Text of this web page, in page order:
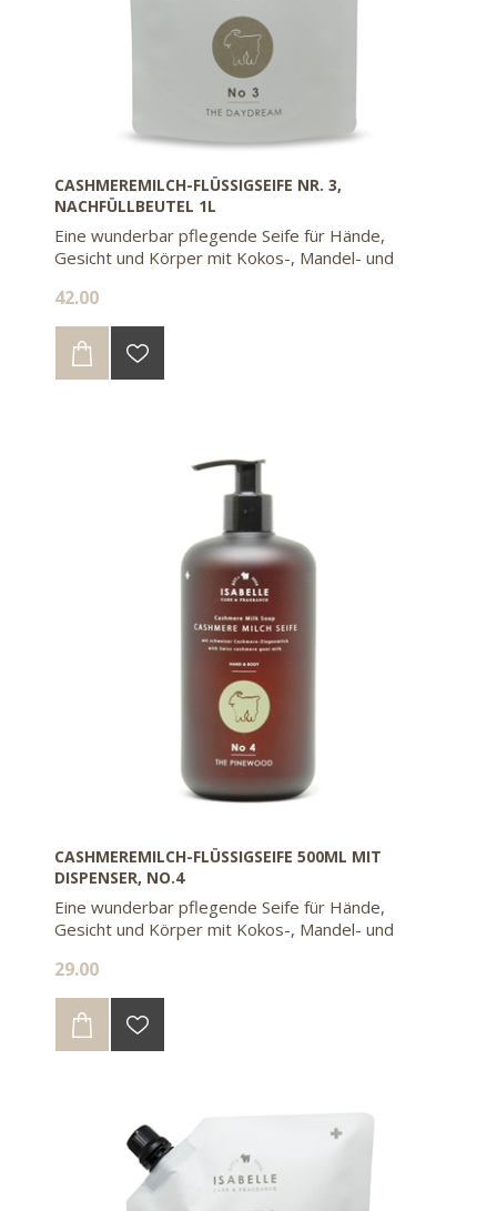
CASHMEREMILCH-FLÜSSIGSEIFE NR. 3,
NACHFÜLLBEUTEL 1L
Eine wunderbar pflegende Seife für Hände,
Gesicht und Körper mit Kokos-, Mandel- und
Kunststoff gegenüber 2 Flaschen à 500ml.
42.00
CASHMEREMILCH-FLÜSSIGSEIFE 500ML MIT
DISPENSER, NO.4
Eine wunderbar pflegende Seife für Hände,
Gesicht und Körper mit Kokos-, Mandel- und
29.00